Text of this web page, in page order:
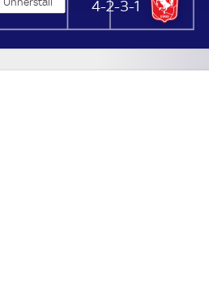
Twente Enschede
4-2-3-1